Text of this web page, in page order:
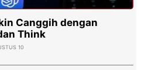
Canggih dengan
Think
10